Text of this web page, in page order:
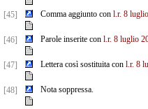
[45] Comma aggiunto con l.r. 8
[46] Parole inserite con l.r. 8 luglio
[47] Lettera così sostituita con l.r. 8
[48] Nota soppressa.